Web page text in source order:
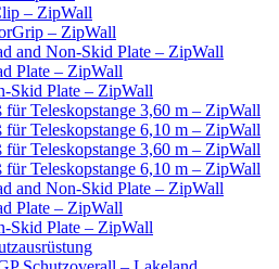
– ZipWall
– ZipWall
and Non-Skid Plate – ZipWall
Plate – ZipWall
Skid Plate – ZipWall
für Teleskopstange 3,60 m – ZipWall
für Teleskopstange 6,10 m – ZipWall
für Teleskopstange 3,60 m – ZipWall
für Teleskopstange 6,10 m – ZipWall
and Non-Skid Plate – ZipWall
Plate – ZipWall
Skid Plate – ZipWall